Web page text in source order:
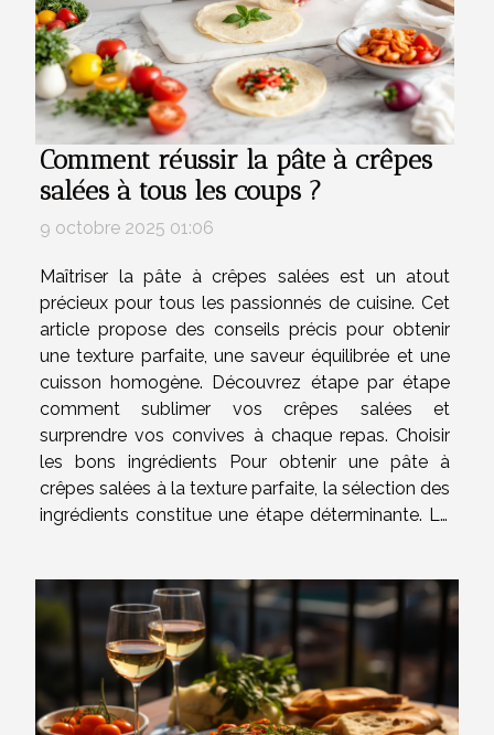
Comment réussir la pâte à crêpes
salées à tous les coups ?
9 octobre 2025 01:06
Maîtriser la pâte à crêpes salées est un atout
précieux pour tous les passionnés de cuisine. Cet
article propose des conseils précis pour obtenir
une texture parfaite, une saveur équilibrée et une
cuisson homogène. Découvrez étape par étape
comment sublimer vos crêpes salées et
surprendre vos convives à chaque repas. Choisir
les bons ingrédients Pour obtenir une pâte à
crêpes salées à la texture parfaite, la sélection des
ingrédients constitue une étape déterminante. La
apportant une saveur authentique...